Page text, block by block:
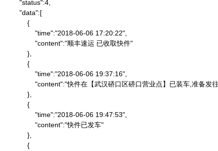
        "status":4,
        "data":[
            {
                "time":"2018-06-06 17:20:22",
                "content":"顺丰速运 已收取快件"
            },
            {
                "time":"2018-06-06 19:37:16",
"content":"快件在【武汉硚口区硚口营业点】已装车,准备
            },
            {
                "time":"2018-06-06 19:47:53",
                "content":"快件已发车"
            },
            {